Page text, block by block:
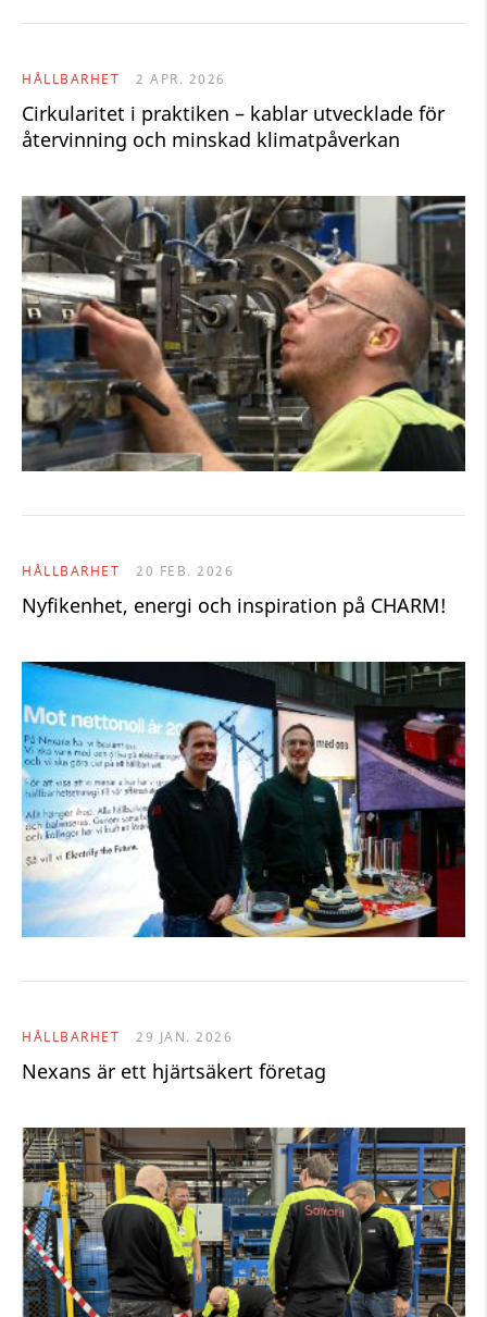
HÅLLBARHET 2 APR. 2026
Cirkularitet i praktiken – kablar utvecklade för
återvinning och minskad klimatpåverkan
HÅLLBARHET 20 FEB. 2026
Nyfikenhet, energi och inspiration på CHARM!
HÅLLBARHET 29 JAN. 2026
Nexans är ett hjärtsäkert företag